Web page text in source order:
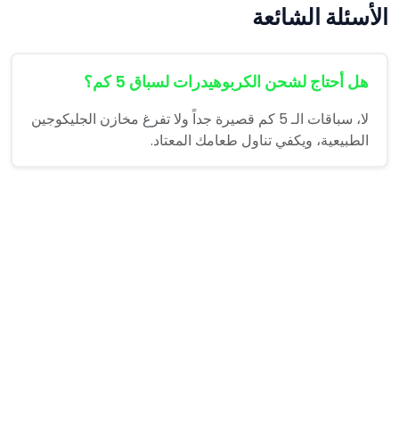
الأسئلة الشائعة
هل أحتاج لشحن الكربوهيدرات لسباق 5 كم؟
لا، سباقات الـ 5 كم قصيرة جداً ولا تفرغ مخازن الجليكوجين
الطبيعية، ويكفي تناول طعامك المعتاد.